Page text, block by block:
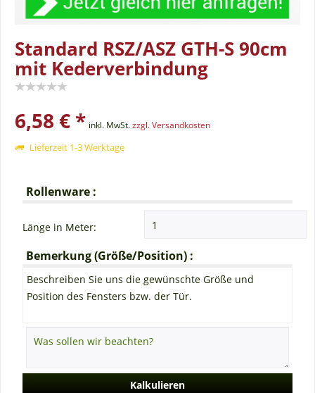
Standard RSZ/ASZ GTH-S 90cm
mit Kederverbindung
6,58 € * inkl. MwSt.zzgl. Versandkosten
Lieferzeit 1-3 Werktage
Rollenware :
Länge in Meter:
Bemerkung (Größe/Position) :
Beschreiben Sie uns die gewünschte Größe und
Position des Fensters bzw. der Tür.
Kalkulieren